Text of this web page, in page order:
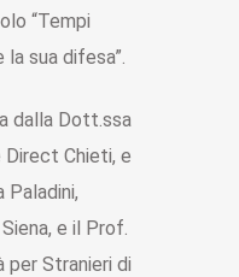
“Tempi
sua difesa”.
dalla Dott.ssa
Direct Chieti, e
Paladini,
e il Prof.
per Stranieri di